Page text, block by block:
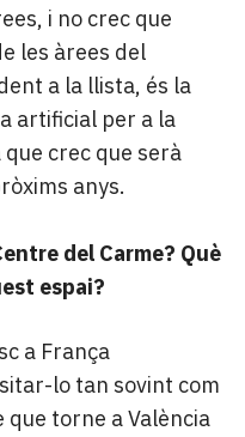
i no crec que
les àrees del
a la llista, és la
artificial per a la
crec que serà
anys.
del Carme? Què
espai?
a França
lo tan sovint com
torne a València